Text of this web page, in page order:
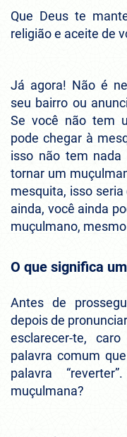
Que Deus te
religião e aceite de
Já agora! Não é
seu bairro ou
Se você não tem
pode chegar à
isso não tem
tornar um
mesquita, isso
ainda, você ainda
muçulmano,
O que significa
Antes de
depois de
esclarecer-te,
palavra comum
palavra
muçulmana?